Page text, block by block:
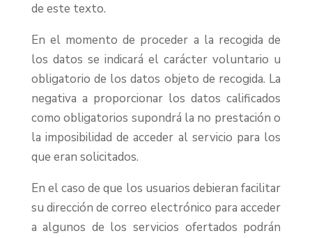
de este texto.
En el momento de proceder a la recogida de
los datos se indicará el carácter voluntario u
obligatorio de los datos objeto de recogida. La
negativa a proporcionar los datos calificados
como obligatorios supondrá la no prestación o
la imposibilidad de acceder al servicio para los
que eran solicitados.
En el caso de que los usuarios debieran facilitar
su dirección de correo electrónico para acceder
a algunos de los servicios ofertados podrán